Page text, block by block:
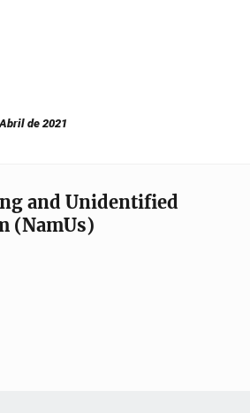
de 2021
and Unidentified
(NamUs)